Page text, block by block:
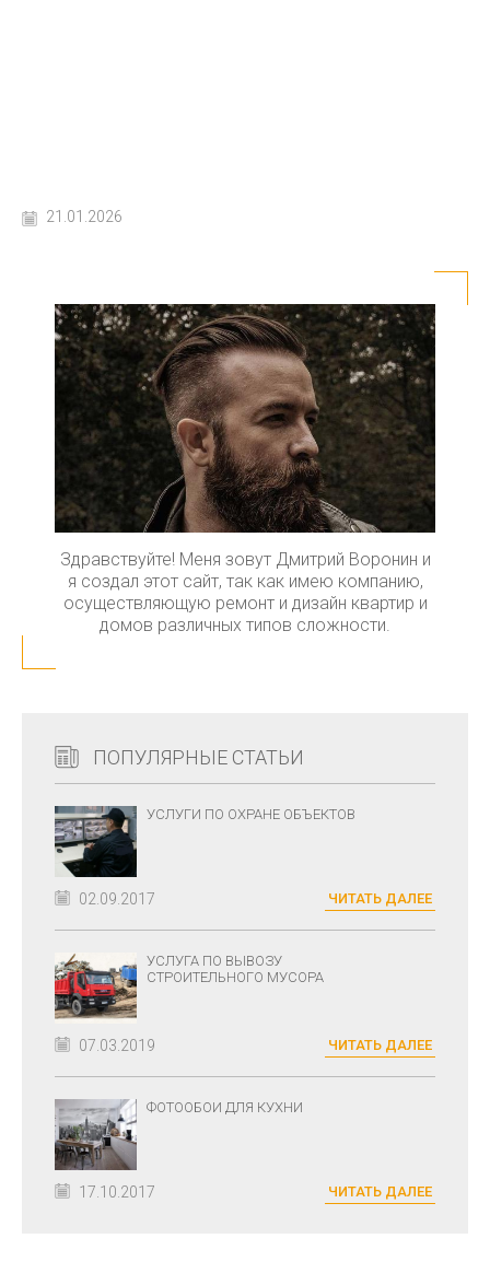
21.01.2026
Здравствуйте! Меня зовут Дмитрий Воронин и
я создал этот сайт, так как имею компанию,
осуществляющую ремонт и дизайн квартир и
домов различных типов сложности.
ПОПУЛЯРНЫЕ СТАТЬИ
УСЛУГИ ПО ОХРАНЕ ОБЪЕКТОВ
02.09.2017 ЧИТАТЬ ДАЛЕЕ
УСЛУГА ПО ВЫВОЗУ
СТРОИТЕЛЬНОГО МУСОРА
07.03.2019 ЧИТАТЬ ДАЛЕЕ
ФОТООБОИ ДЛЯ КУХНИ
17.10.2017 ЧИТАТЬ ДАЛЕЕ